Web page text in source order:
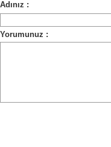
Adınız :
Yorumunuz :